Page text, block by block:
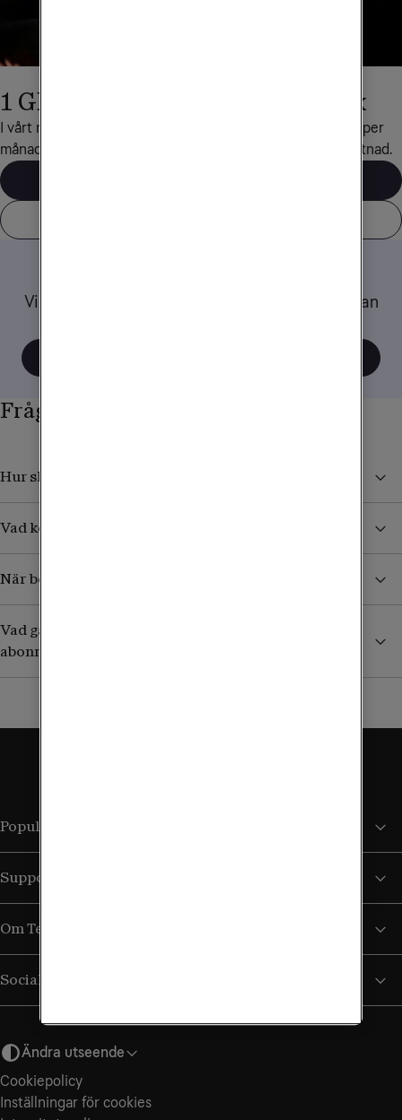
1 GB surf med Obegränsad Max
I vårt mobilabonnemang Obegränsad Max ingår 1 GB surf per
månad när du reser till det här landet, helt utan extra kostnad.
Vi har samlat ett gäng tips och råd om hur du kan
Frågor och svar
Hur skyddar jag mig från höga kostnader i utlandet?
Vad kostar det att ta emot sms/mms från Sverige?
När börjar jag betala för surf och samtal i utlandet?
Vad gäller utomlands om jag har ett äldre obegränsat
abonnemang?
Populära sidor
Support
Om Tele2
Sociala medier
Ändra utseende
Cookiepolicy
Inställningar för cookies